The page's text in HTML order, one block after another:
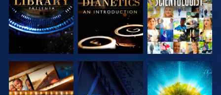
EXPLORA LAS
VE
EXPLORA LAS